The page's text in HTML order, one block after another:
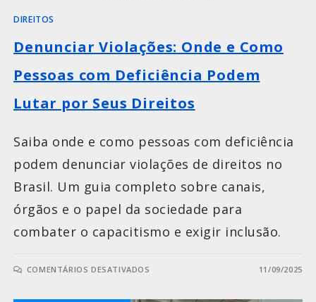
DIREITOS
Denunciar Violações: Onde e Como
Pessoas com Deficiência Podem
Lutar por Seus Direitos
Saiba onde e como pessoas com deficiência
podem denunciar violações de direitos no
Brasil. Um guia completo sobre canais,
órgãos e o papel da sociedade para
combater o capacitismo e exigir inclusão.
COMENTÁRIOS DESATIVADOS 11/09/2025